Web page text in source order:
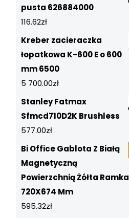
pusta 626884000
116.62zł
Kreber zacieraczka
łopatkowa K-600 E o 600
mm 6500
5 700.00zł
Stanley Fatmax
Sfmcd710D2K Brushless
577.00zł
Bi Office Gablota Z Białą
Magnetyczną
Powierzchnią Żółta Ramka
720X674 Mm
595.32zł